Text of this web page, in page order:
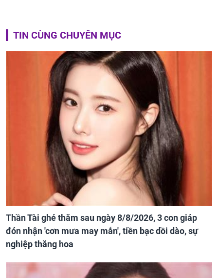
TIN CÙNG CHUYÊN MỤC
Thần Tài ghé thăm sau ngày 8/8/2026, 3 con giáp
đón nhận 'cơn mưa may mắn', tiền bạc dồi dào, sự
nghiệp thăng hoa